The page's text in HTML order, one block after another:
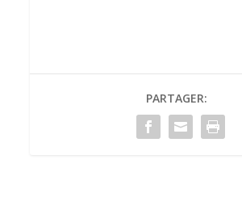
PARTAGER: